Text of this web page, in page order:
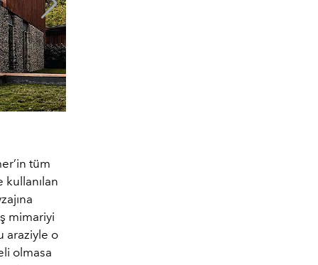
tüm
mimariyi
araziyle o
olmasa